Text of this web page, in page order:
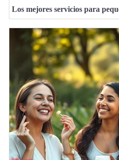
Los mejores servicios para